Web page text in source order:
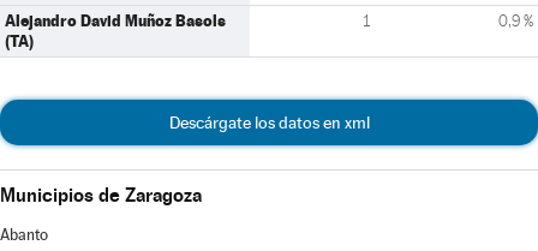
Alejandro David Muñoz Basols
(TA)
1 0,9 %
Descárgate los datos en xml
Municipios de Zaragoza
Abanto